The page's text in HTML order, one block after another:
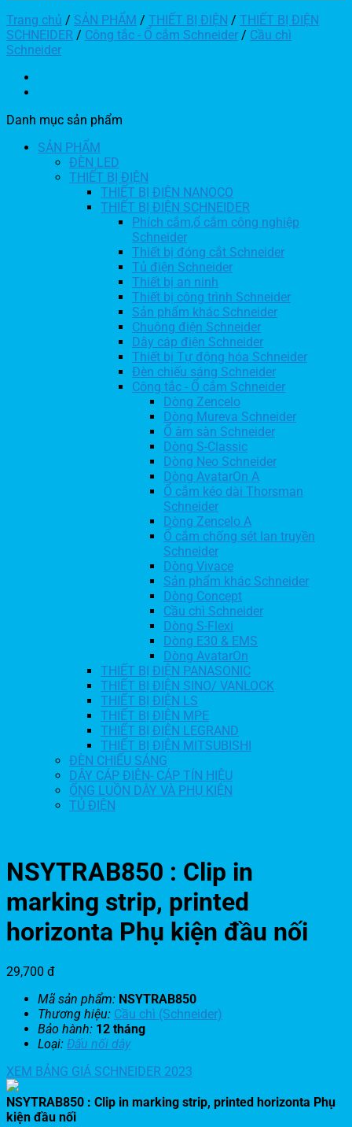
Trang chủ / SẢN PHẨM / THIẾT BỊ ĐIỆN / THIẾT BỊ ĐIỆN
SCHNEIDER / Công tắc - Ổ cắm Schneider / Cầu chì
Schneider
Danh mục sản phẩm
SẢN PHẨM
ĐÈN LED
THIẾT BỊ ĐIỆN
THIẾT BỊ ĐIỆN NANOCO
THIẾT BỊ ĐIỆN SCHNEIDER
Phích cắm,ổ cắm công nghiệp
Schneider
Thiết bị đóng cắt Schneider
Tủ điện Schneider
Thiết bị an ninh
Thiết bị công trình Schneider
Sản phẩm khác Schneider
Chuông điện Schneider
Dây cáp điện Schneider
Thiết bị Tự động hóa Schneider
Đèn chiếu sáng Schneider
Công tắc - Ổ cắm Schneider
Dòng Zencelo
Dòng Mureva Schneider
Ổ âm sàn Schneider
Dòng S-Classic
Dòng Neo Schneider
Dòng AvatarOn A
Ổ cắm kéo dài Thorsman
Schneider
Dòng Zencelo A
Ổ cắm chống sét lan truyền
Schneider
Dòng Vivace
Sản phẩm khác Schneider
Dòng Concept
Cầu chì Schneider
Dòng S-Flexi
Dòng E30 & EMS
Dòng AvatarOn
THIẾT BỊ ĐIỆN PANASONIC
THIẾT BỊ ĐIỆN SINO/ VANLOCK
THIẾT BỊ ĐIỆN LS
THIẾT BỊ ĐIỆN MPE
THIẾT BỊ ĐIỆN LEGRAND
THIẾT BỊ ĐIỆN MITSUBISHI
ĐÈN CHIẾU SÁNG
DÂY CÁP ĐIỆN- CÁP TÍN HIỆU
ỐNG LUỒN DÂY VÀ PHỤ KIỆN
TỦ ĐIỆN
NSYTRAB850 : Clip in
marking strip, printed
horizonta Phụ kiện đầu nối
29,700 đ
Mã sản phẩm: NSYTRAB850
Thương hiệu: Cầu chì (Schneider)
Bảo hành: 12 tháng
Loại: Đấu nối dây
XEM BẢNG GIÁ SCHNEIDER 2023
NSYTRAB850 : Clip in marking strip, printed horizonta Phụ
kiện đầu nối